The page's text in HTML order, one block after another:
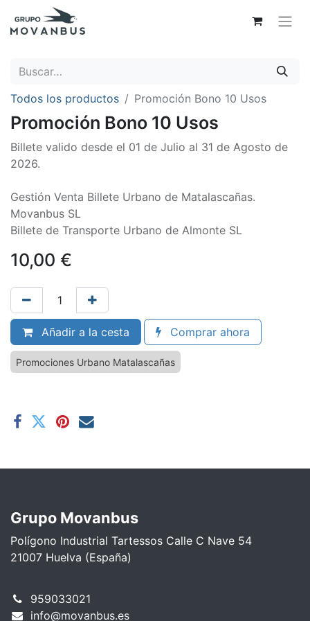
Todos los productos Promoción Bono 10 Usos
Promoción Bono 10 Usos
Billete valido desde el 01 de Julio al 31 de Agosto de
2026.
Gestión Venta Billete Urbano de Matalascañas.
Movanbus SL
Billete de Transporte Urbano de Almonte SL
10,00 €
Añadir a la cesta Comprar ahora
Promociones Urbano Matalascañas
Grupo Movanbus
Polígono Industrial Tartessos Calle C Nave 54
21007 Huelva (España)
959033021
info@movanbus.es